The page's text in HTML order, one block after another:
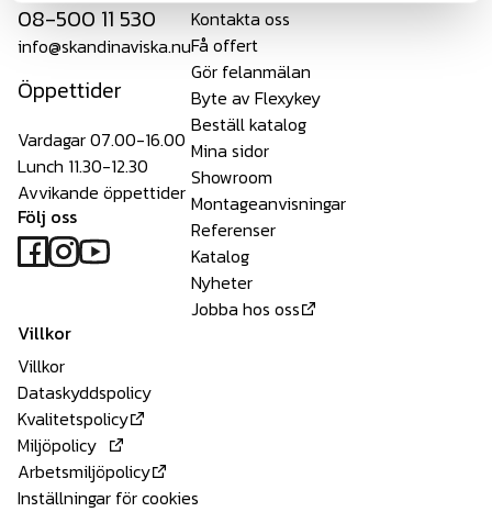
08-500 11 530
info@skandinaviska.nu
Öppettider
Vardagar 07.00-16.00
Lunch 11.30-12.30
Avvikande öppettider
Följ oss
Kontakta oss
Få offert
Gör felanmälan
Byte av Flexykey
Beställ katalog
Mina sidor
Showroom
Montageanvisningar
Referenser
Katalog
Nyheter
Jobba hos oss
Villkor
Villkor
Dataskyddspolicy
Kvalitetspolicy
Miljöpolicy
Arbetsmiljöpolicy
Inställningar för cookies